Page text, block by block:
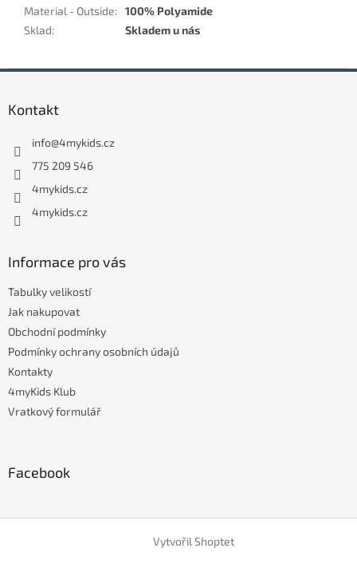
Material - Outside: 100% Polyamide
Sklad: Skladem u nás
Kontakt
info@4mykids.cz
775 209 546
4mykids.cz
4mykids.cz
Informace pro vás
Tabulky velikostí
Jak nakupovat
Obchodní podmínky
Podmínky ochrany osobních údajů
Kontakty
4myKids Klub
Vratkový formulář
Facebook
Vytvořil Shoptet